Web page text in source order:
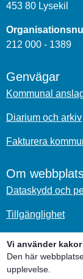
Vi använder kakor
Den här
upplevelse.
453 80 Lysekil
212 000 - 1389
Genvägar
Kommunal
Diarium och arkiv
Fakturera
Om
Dataskydd och
Tillgänglighet
Om kakor
Sociala medier